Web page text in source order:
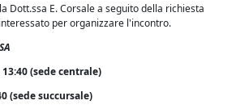
Dott.ssa E. Corsale a seguito della richiesta
per organizzare l'incontro.
(sede centrale)
(sede succursale)